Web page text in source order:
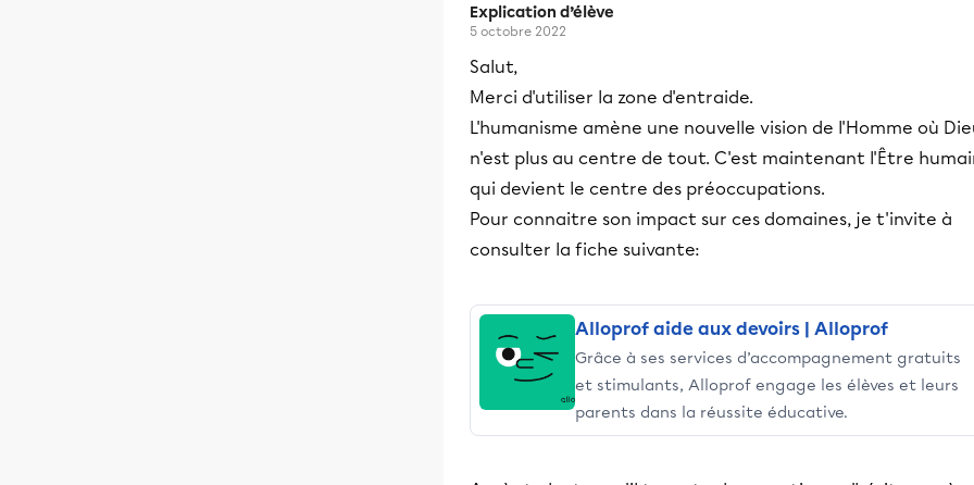
Explication d’élève
5 octobre 2022
Salut,
Merci d'utiliser la zone d'entraide.
L'humanisme amène une nouvelle vision de l'Homme où
n'est plus au centre de tout. C'est maintenant l'Être
qui devient le centre des préoccupations.
Pour connaitre son impact sur ces domaines, je t'invite à
consulter la fiche suivante:
Alloprof aide aux devoirs | Alloprof
Grâce à ses services d’accompagnement gratuits
et stimulants, Alloprof engage les élèves et leurs
parents dans la réussite éducative.